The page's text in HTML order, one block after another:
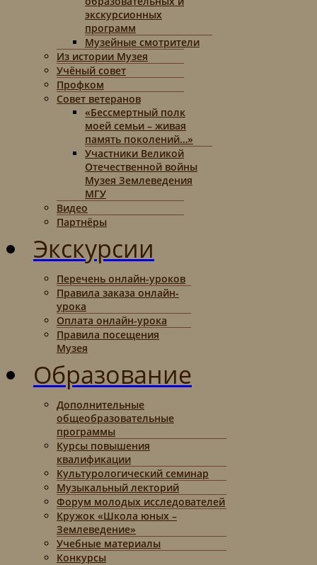
экскурсионных
программ
Музейные смотрители
Из истории Музея
Учёный совет
Профком
Совет ветеранов
«Бессмертный полк
моей семьи – живая
память поколений…»
Участники Великой
Отечественной войны
Музея Землеведения
МГУ
Видео
Партнёры
Экскурсии
Перечень онлайн-уроков
Правила заказа онлайн-
урока
Оплата онлайн-урока
Правила посещения
Музея
Образование
Дополнительные
общеобразовательные
программы
Курсы повышения
квалификации
Культурологический семинар
Музыкальный лекторий
Форум молодых исследователей
Кружок «Школа юных –
Землеведение»
Учебные материалы
Конкурсы